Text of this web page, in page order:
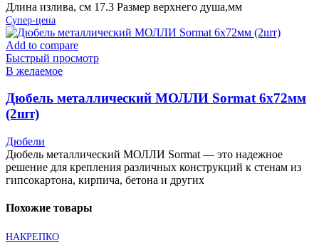
Длина излива, см 17.3 Размер верхнего душа,мм
Супер-цена
Add to compare
Быстрый просмотр
В желаемое
Дюбель металлический МОЛЛИ Sormat 6х72мм
(2шт)
Дюбели
Дюбель металлический МОЛЛИ Sormat — это надежное
решение для крепления различных конструкций к стенам из
гипсокартона, кирпича, бетона и других
Похожие товары
НАКРЕПКО